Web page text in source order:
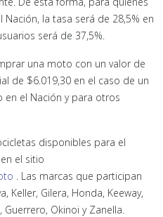
la tasa será de 28,5% en
será de 37,5%.
una moto con un valor de
de $6.019,30 en el caso de un
en el Nación y para otros
disponibles para el
el sitio
. Las marcas que participan
Keller, Gilera, Honda, Keeway,
Okinoi y Zanella.